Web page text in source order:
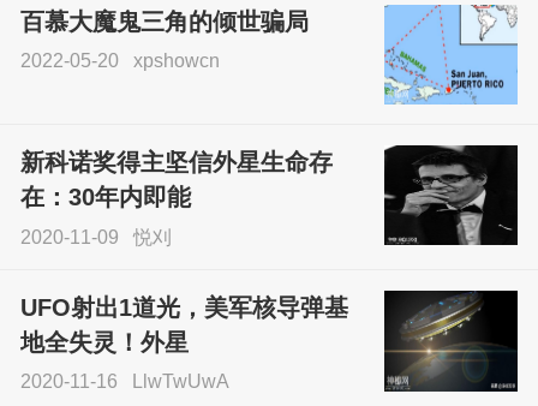
sskfn
百慕大魔鬼三角的倾世骗局
2022-05-20 xpshowcn
新科诺奖得主坚信外星生命存
在：30年内即能
2020-11-09 悦刈
UFO射出1道光，美军核导弹基
地全失灵！外星
2020-11-16 LlwTwUwA